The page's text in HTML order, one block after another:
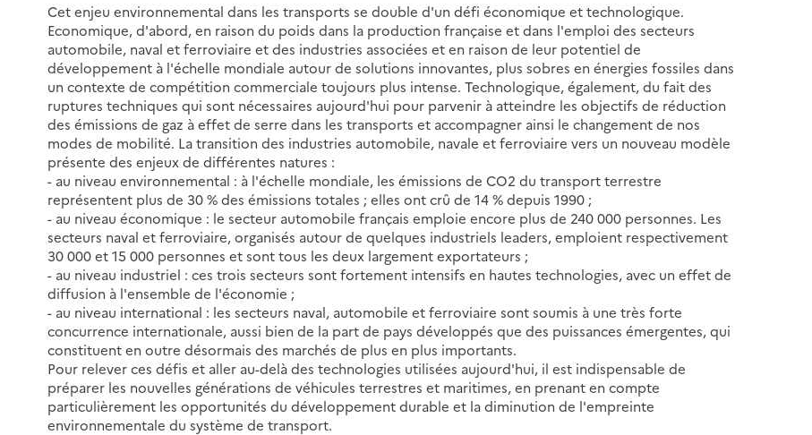
Cet enjeu environnemental dans les transports se double d'un défi économique et technologique.
Economique, d'abord, en raison du poids dans la production française et dans l'emploi des secteurs
automobile, naval et ferroviaire et des industries associées et en raison de leur potentiel de
développement à l'échelle mondiale autour de solutions innovantes, plus sobres en énergies fossiles dans
un contexte de compétition commerciale toujours plus intense. Technologique, également, du fait des
ruptures techniques qui sont nécessaires aujourd'hui pour parvenir à atteindre les objectifs de réduction
des émissions de gaz à effet de serre dans les transports et accompagner ainsi le changement de nos
modes de mobilité. La transition des industries automobile, navale et ferroviaire vers un nouveau modèle
présente des enjeux de différentes natures :
- au niveau environnemental : à l'échelle mondiale, les émissions de CO2 du transport terrestre
représentent plus de 30 % des émissions totales ; elles ont crû de 14 % depuis 1990 ;
- au niveau économique : le secteur automobile français emploie encore plus de 240 000 personnes. Les
secteurs naval et ferroviaire, organisés autour de quelques industriels leaders, emploient respectivement
30 000 et 15 000 personnes et sont tous les deux largement exportateurs ;
- au niveau industriel : ces trois secteurs sont fortement intensifs en hautes technologies, avec un effet de
diffusion à l'ensemble de l'économie ;
- au niveau international : les secteurs naval, automobile et ferroviaire sont soumis à une très forte
concurrence internationale, aussi bien de la part de pays développés que des puissances émergentes, qui
constituent en outre désormais des marchés de plus en plus importants.
Pour relever ces défis et aller au-delà des technologies utilisées aujourd'hui, il est indispensable de
préparer les nouvelles générations de véhicules terrestres et maritimes, en prenant en compte
particulièrement les opportunités du développement durable et la diminution de l'empreinte
environnementale du système de transport.